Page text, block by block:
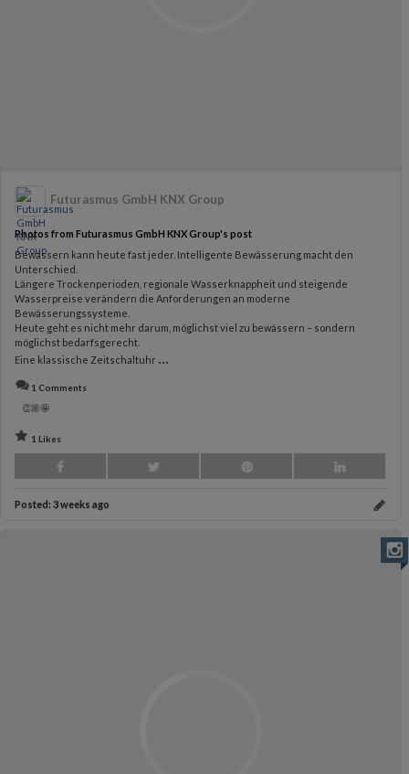
Futurasmus GmbH KNX Group
Photos from Futurasmus GmbH KNX Group's post
Bewässern kann heute fast jeder. Intelligente Bewässerung macht den
Unterschied.
Längere Trockenperioden, regionale Wasserknappheit und steigende
Wasserpreise verändern die Anforderungen an moderne
Bewässerungssysteme.
Heute geht es nicht mehr darum, möglichst viel zu bewässern – sondern
möglichst bedarfsgerecht.
Eine klassische Zeitschaltuhr ...
1 Comments
👏🏼🤩
1 Likes
Posted: 3 weeks ago